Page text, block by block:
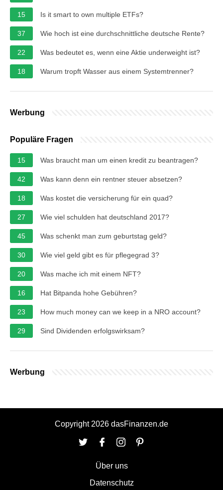
15 Is it smart to own multiple ETFs?
37 Wie hoch ist eine durchschnittliche deutsche Rente?
22 Was bedeutet es, wenn eine Aktie underweight ist?
18 Warum tropft Wasser aus einem Systemtrenner?
Werbung
Populäre Fragen
15 Was braucht man um einen kredit zu beantragen?
42 Was kann denn ein rentner steuer absetzen?
18 Was kostet die versicherung für ein quad?
27 Wie viel schulden hat deutschland 2017?
45 Was schenkt man zum geburtstag geld?
30 Wie viel geld gibt es für pflegegrad 3?
20 Was mache ich mit einem NFT?
16 Hat Bitpanda hohe Gebühren?
23 How much money can we keep in a NRO account?
29 Sind Dividenden erfolgswirksam?
Werbung
Copyright 2026 dasFinanzen.de
Über uns
Datenschutz